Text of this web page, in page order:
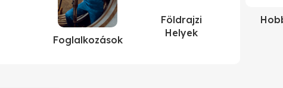
Foglalkozások
Földrajzi
Helyek